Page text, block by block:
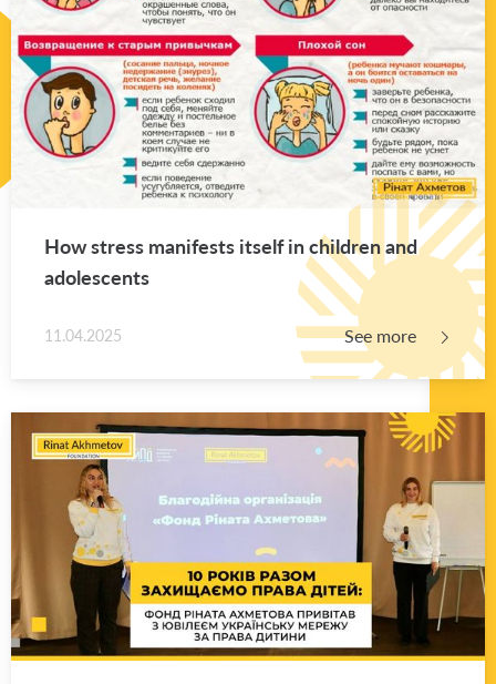
How stress man­i­fests it­self in chil­dren and
ado­les­cents
11.04.2025 See more